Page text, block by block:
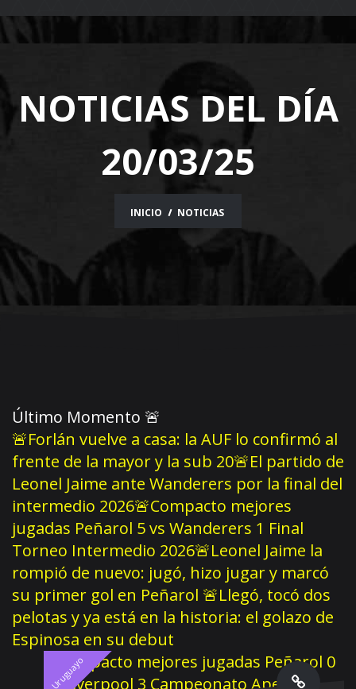
NOTICIAS DEL DÍA
20/03/25
INICIO NOTICIAS
Último Momento 🚨
🚨Forlán vuelve a casa: la AUF lo confirmó al
frente de la mayor y la sub 20🚨El partido de
Leonel Jaime ante Wanderers por la final del
intermedio 2026🚨Compacto mejores
jugadas Peñarol 5 vs Wanderers 1 Final
Torneo Intermedio 2026🚨Leonel Jaime la
rompió de nuevo: jugó, hizo jugar y marcó
su primer gol en Peñarol 🚨Llegó, tocó dos
pelotas y ya está en la historia: el golazo de
Espinosa en su debut
Uruguayo